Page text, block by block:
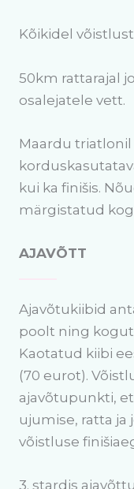
Kõikidel
50km rattarajal
osalejatele vett.
Maardu
kui ka finišis.
märgistatud
AJAVÕTT
Ajavõtukiibid
poolt ning
Kaotatud kiibi
(70 eurot).
ajavõtupunkti,
ujumise, ratta ja
võistluse
3. stardis